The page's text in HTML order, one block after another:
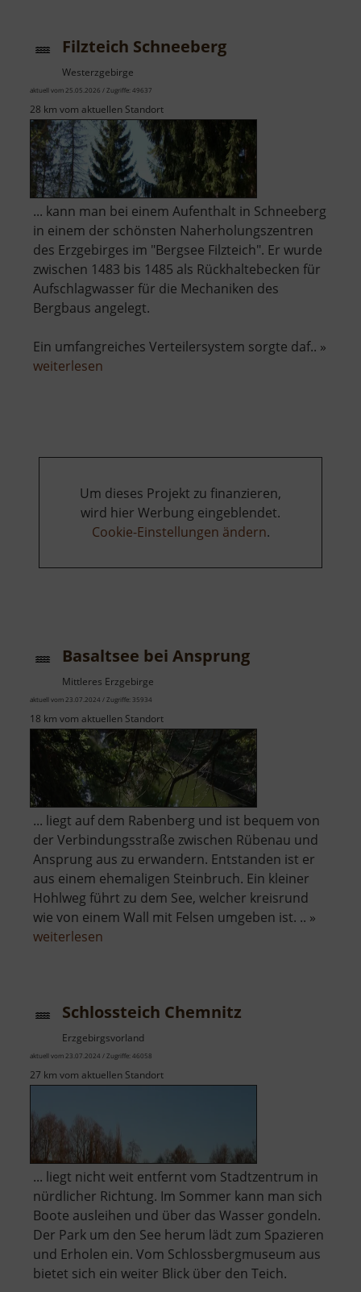
Filzteich Schneeberg
Westerzgebirge
aktuell vom 25.05.2026 / Zugriffe: 49637
28 km vom aktuellen Standort
... kann man bei einem Aufenthalt in Schneeberg
in einem der schönsten Naherholungszentren
des Erzgebirges im "Bergsee Filzteich". Er wurde
zwischen 1483 bis 1485 als Rückhaltebecken für
Aufschlagwasser für die Mechaniken des
Bergbaus angelegt.
Ein umfangreiches Verteilersystem sorgte daf.. »
weiterlesen
Um dieses Projekt zu finanzieren,
wird hier Werbung eingeblendet.
Cookie-Einstellungen ändern.
Basaltsee bei Ansprung
Mittleres Erzgebirge
aktuell vom 23.07.2024 / Zugriffe: 35934
18 km vom aktuellen Standort
... liegt auf dem Rabenberg und ist bequem von
der Verbindungsstraße zwischen Rübenau und
Ansprung aus zu erwandern. Entstanden ist er
aus einem ehemaligen Steinbruch. Ein kleiner
Hohlweg führt zu dem See, welcher kreisrund
wie von einem Wall mit Felsen umgeben ist. .. »
weiterlesen
Schlossteich Chemnitz
Erzgebirgsvorland
aktuell vom 23.07.2024 / Zugriffe: 46058
27 km vom aktuellen Standort
... liegt nicht weit entfernt vom Stadtzentrum in
nürdlicher Richtung. Im Sommer kann man sich
Boote ausleihen und über das Wasser gondeln.
Der Park um den See herum lädt zum Spazieren
und Erholen ein. Vom Schlossbergmuseum aus
bietet sich ein weiter Blick über den Teich.